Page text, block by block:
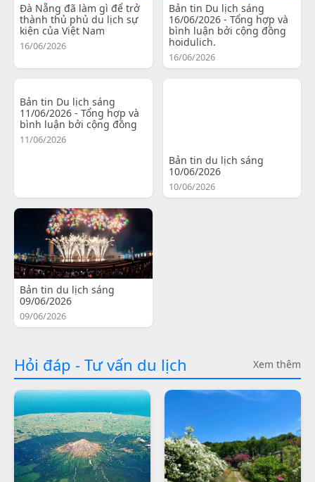
Đà Nẵng đã làm gì để trở
thành thủ phủ du lịch sự
kiện của Việt Nam
16/06/2026
Bản tin Du lịch sáng
16/06/2026 - Tổng hợp và
bình luận bởi cộng đồng
hoidulich.
16/06/2026
Bản tin Du lịch sáng
11/06/2026 - Tổng hợp và
bình luận bởi cộng đồng
11/06/2026
Bản tin du lịch sáng
10/06/2026
10/06/2026
Bản tin du lịch sáng
09/06/2026
09/06/2026
Hỏi đáp - Tư vấn du lịch Xem thêm